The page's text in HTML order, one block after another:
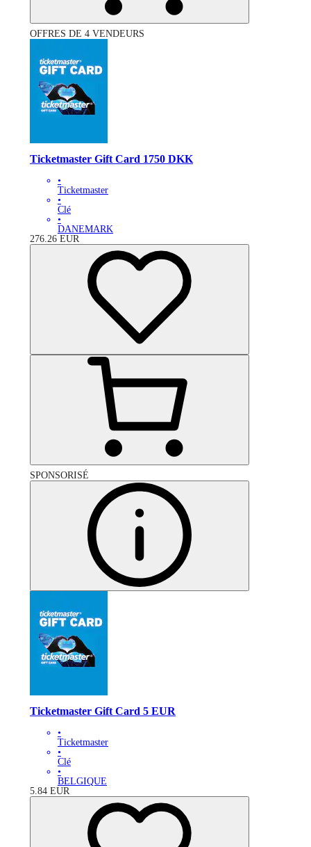
OFFRES DE 4 VENDEURS
Ticketmaster Gift Card 1750 DKK
•
Ticketmaster
•
Clé
•
DANEMARK
276.26 EUR
SPONSORISÉ
Ticketmaster Gift Card 5 EUR
•
Ticketmaster
•
Clé
•
BELGIQUE
5.84 EUR